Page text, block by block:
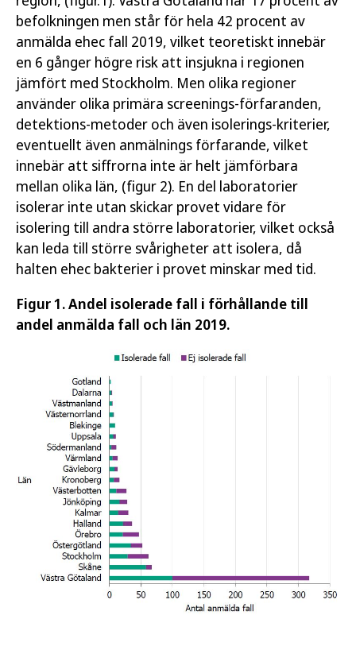
befolkningen men står för hela 42 procent av
anmälda ehec fall 2019, vilket teoretiskt innebär
en 6 gånger högre risk att insjukna i regionen
jämfört med Stockholm. Men olika regioner
använder olika primära screenings-förfaranden,
detektions-metoder och även isolerings-kriterier,
eventuellt även anmälnings förfarande, vilket
innebär att siffrorna inte är helt jämförbara
mellan olika län, (figur 2). En del laboratorier
isolerar inte utan skickar provet vidare för
isolering till andra större laboratorier, vilket också
kan leda till större svårigheter att isolera, då
halten ehec bakterier i provet minskar med tid.
Figur 1. Andel isolerade fall i förhållande till
andel anmälda fall och län 2019.